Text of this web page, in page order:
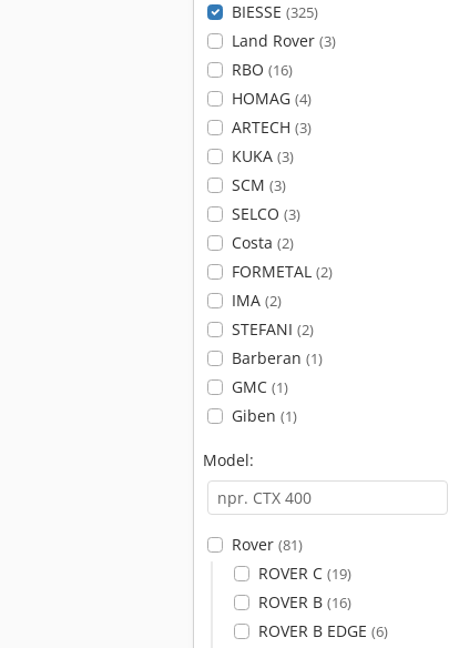
BIESSE (325)
Land Rover (3)
RBO (16)
HOMAG (4)
ARTECH (3)
KUKA (3)
SCM (3)
SELCO (3)
Costa (2)
FORMETAL (2)
IMA (2)
STEFANI (2)
Barberan (1)
GMC (1)
Giben (1)
Model:
Rover (81)
ROVER C (19)
ROVER B (16)
ROVER B EDGE (6)